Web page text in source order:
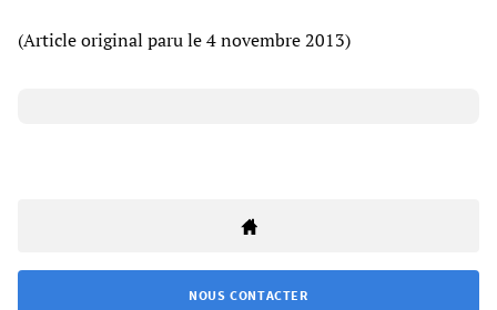
(Article original paru le 4 novembre 2013)
NOUS CONTACTER